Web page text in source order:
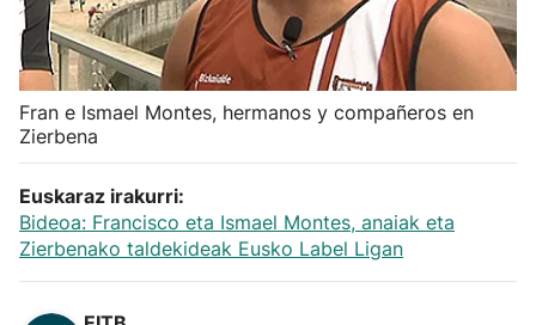
Balonmano
Kirolak 360
Carreras de montaña
Más deportes
Fran e Ismael Montes, hermanos y compañeros en
Zierbena
Euskaraz irakurri:
Bideoa: Francisco eta Ismael Montes, anaiak eta
Zierbenako taldekideak Eusko Label Ligan